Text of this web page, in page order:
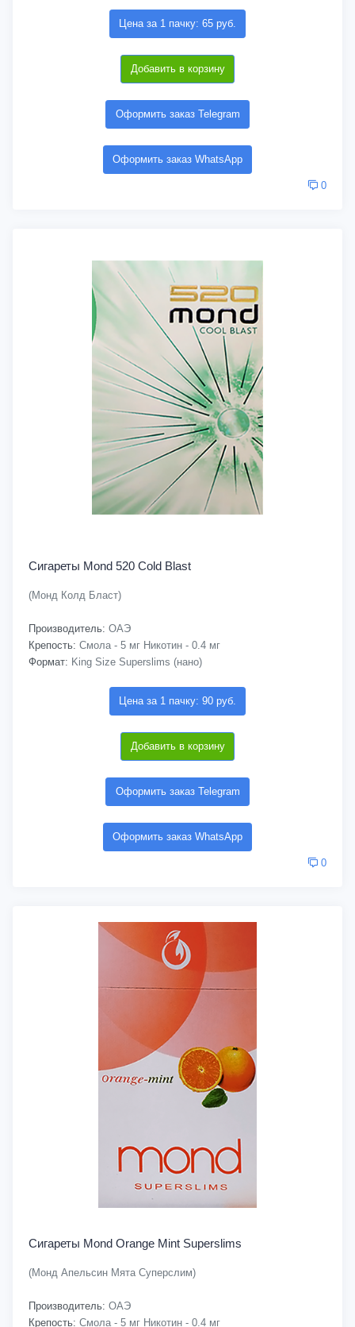
Цена за 1 пачку: 65 руб.
Добавить в корзину
Оформить заказ Telegram
Оформить заказ WhatsApp
0
Сигареты Mond 520 Cold Blast
(Монд Колд Бласт)
Производитель: ОАЭ
Крепость: Смола - 5 мг Никотин - 0.4 мг
Формат: King Size Superslims (нано)
Цена за 1 пачку: 90 руб.
Добавить в корзину
Оформить заказ Telegram
Оформить заказ WhatsApp
0
Сигареты Mond Orange Mint Superslims
(Монд Апельсин Мята Суперслим)
Производитель: ОАЭ
Крепость: Смола - 5 мг Никотин - 0.4 мг